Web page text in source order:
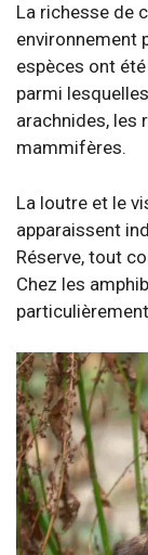
La richesse de
environnement
espèces ont
parmi
arachnides, les
mammifères.
La loutre et le
apparaissent
Réserve, tout
Chez les